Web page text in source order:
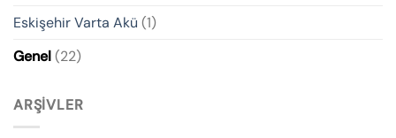
Eskişehir Varta Akü (1)
Genel(22)
ARŞIVLER